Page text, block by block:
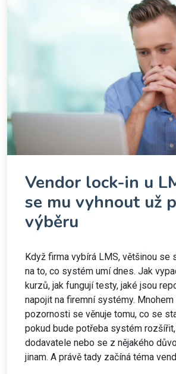
Vendor lock-in u
se mu vyhnout už
výběru
Když firma vybírá LMS, většinou se
na to, co systém umí dnes. Jak
kurzů, jak fungují testy, jaké jsou
napojit na firemní systémy. Mnohem
pozornosti se věnuje tomu, co se
pokud bude potřeba systém
dodavatele nebo se z nějakého
jinam. A právě tady začíná téma